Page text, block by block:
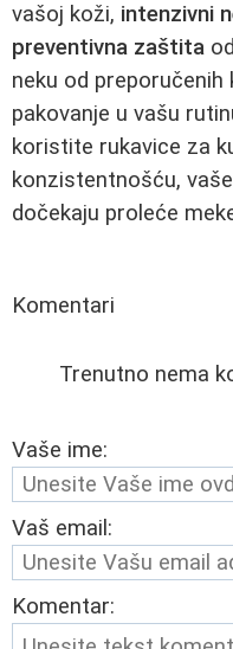
vašoj koži, intenzivni
preventivna zaštita
neku od
pakovanje u vašu
koristite rukavice za
konzistentnošću,
dočekaju proleće
Komentari
Trenutno nema
Vaše ime:
Vaš email:
Komentar: